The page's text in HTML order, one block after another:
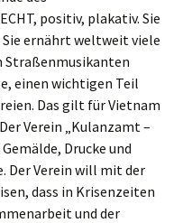
positiv, plakativ. Sie
ernährt weltweit viele
Straßenmusikanten
einen wichtigen Teil
Das gilt für Vietnam
Verein „Kulanzamt –
Drucke und
Der Verein will mit der
dass in Krisenzeiten
und der